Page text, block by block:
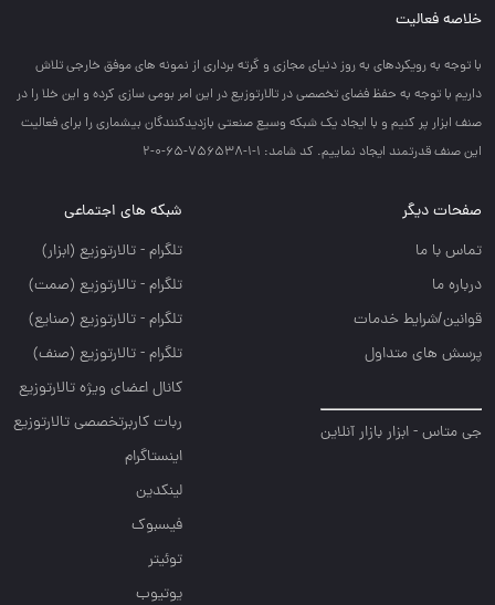
خلاصه فعالیت
با توجه به رويكردهاي به روز دنياي مجازي و گرته برداري از نمونه هاي موفق خارجي تلاش
داريم با توجه به حفظ فضاي تخصصي در تالارتوزيع در اين امر بومي سازي كرده و اين خلا را در
صنف ابزار پر كنيم و با ايجاد يك شبكه وسيع صنعتي بازديدكنندگان بيشماري را براي فعاليت
اين صنف قدرتمند ايجاد نماييم. کد شامد: 1-1-756538-65-0-2
صفحات دیگر
تماس با ما
درباره ما
قوانین/شرایط خدمات
پرسش های متداول
جی متاس - ابزار بازار آنلاین
شبکه های اجتماعی
تلگرام - تالارتوزيع (ابزار)
تلگرام - تالارتوزيع (صمت)
تلگرام - تالارتوزيع (صنايع)
تلگرام - تالارتوزیع (صنف)
کانال اعضای ویژه تالارتوزیع
ربات کاربرتخصصی تالارتوزیع
اینستاگرام
لینکدین
فیسبوک
توئیتر
یوتیوب